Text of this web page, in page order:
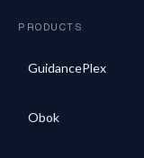
PRODUCTS
GuidancePlex
Obok